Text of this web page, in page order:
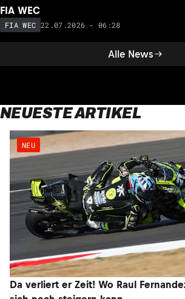
Alle News
FIA WEC
FIA WEC 22.07.2026 - 06:28
NEUESTE ARTIKEL
NEU
Da verliert er Zeit! Wo Raul